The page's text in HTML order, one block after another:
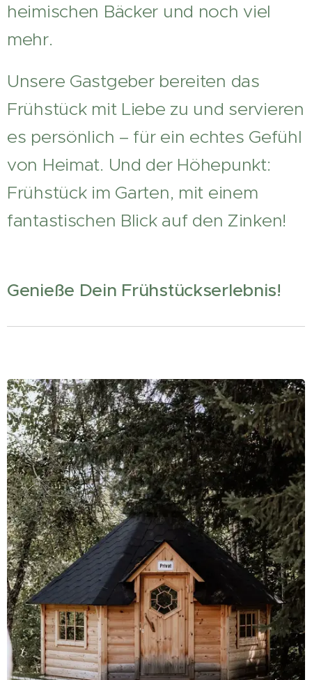
heimischen Bäcker und noch viel
mehr.
Unsere Gastgeber bereiten das
Frühstück mit Liebe zu und servieren
es persönlich – für ein echtes Gefühl
von Heimat. Und der Höhepunkt:
Frühstück im Garten, mit einem
fantastischen Blick auf den Zinken!
Genieße Dein Frühstückserlebnis!